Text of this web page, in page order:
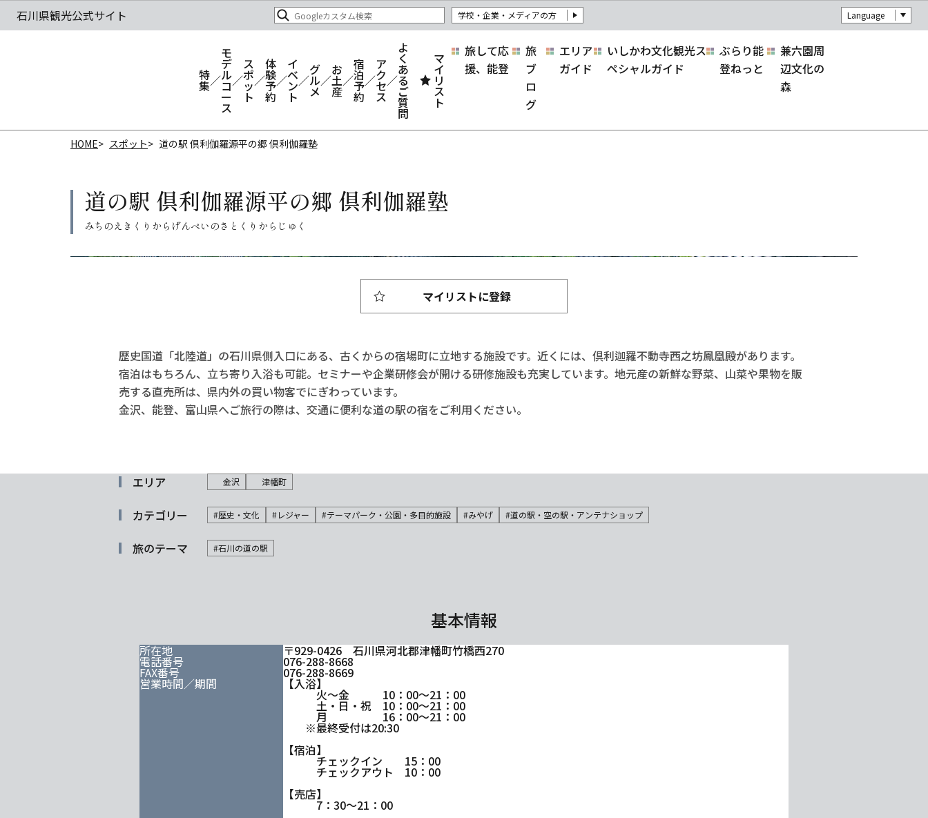
学校・企業・メディアの方 Language
特
集
モ
デ
ル
コ
ー
ス
ス
ポ
ッ
ト
体
験
予
約
イ
ベ
ン
ト
グ
ル
メ
お
土
産
宿
泊
予
約
ア
ク
セ
ス
よ
く
あ
る
ご
質
問
マ
イ
リ
ス
ト
旅して応
援、能登
旅
ブ
ロ
グ
エリア
ガイド
いしかわ文化観光ス
ペシャルガイド
ぶらり能
登ねっと
兼六園周
辺文化の
森
HOME スポット 道の駅 倶利伽羅源平の郷 倶利伽羅塾
道の駅 倶利伽羅源平の郷 倶利伽羅塾
歴史国道「北陸道」の石川県側入口にある、古くからの宿場町に立地する施設です。近くには、倶利迦羅不動寺西之坊鳳凰殿があります。
宿泊はもちろん、立ち寄り入浴も可能。セミナーや企業研修会が開ける研修施設も充実しています。地元産の新鮮な野菜、山菜や果物を販
売する直売所は、県内外の買い物客でにぎわっています。
金沢、能登、富山県へご旅行の際は、交通に便利な道の駅の宿をご利用ください。
マイリストに登録
エリア 金沢 津幡町
カテゴリー #歴史・文化 #レジャー #テーマパーク・公園・多目的施設 #みやげ #道の駅・空の駅・アンテナショップ
旅のテーマ #石川の道の駅
基本情報
所在地 〒929-0426 石川県河北郡津幡町竹橋西270
電話番号 076-288-8668
FAX番号 076-288-8669
営業時間／期間 【入浴】
火～金 10：00～21：00
土・日・祝 10：00～21：00
月 16：00～21：00
※最終受付は20:30
【宿泊】
チェックイン 15：00
チェックアウト 10：00
【売店】
7：30～21：00